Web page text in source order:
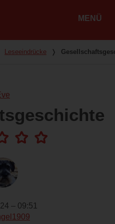
MENÜ
Leseeindrücke ❭
– 09:51